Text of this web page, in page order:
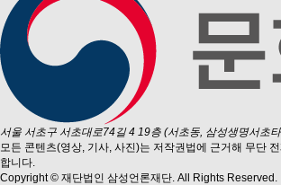
서울 서초구 서초대로74길 4 19층 (서초동, 삼성생명서초
모든 콘텐츠(영상, 기사, 사진)는 저작권법에 근거해 무단
합니다.
Copyright © 재단법인 삼성언론재단. All Rights Reserved.